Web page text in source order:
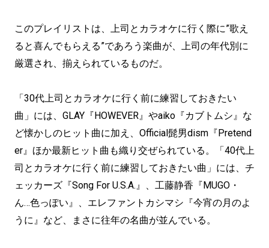
このプレイリストは、上司とカラオケに行く際に”歌え
ると喜んでもらえる”であろう楽曲が、上司の年代別に
厳選され、揃えられているものだ。
「30代上司とカラオケに行く前に練習しておきたい
曲」には、GLAY『HOWEVER』やaiko『カブトムシ』な
ど懐かしのヒット曲に加え、Official髭男dism『Pretend
er』ほか最新ヒット曲も織り交ぜられている。「40代上
司とカラオケに行く前に練習しておきたい曲」には、チ
ェッカーズ『Song For U.S.A.』、工藤静香『MUGO・
ん…色っぽい』、エレファントカシマシ『今宵の月のよ
うに』など、まさに往年の名曲が並んでいる。